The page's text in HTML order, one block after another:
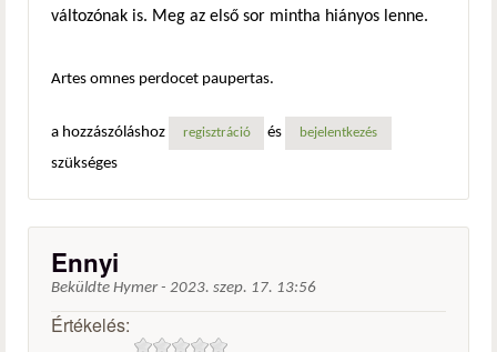
változónak is. Meg az első sor mintha hiányos lenne.
Artes omnes perdocet paupertas.
a hozzászóláshoz regisztráció és bejelentkezés
szükséges
Ennyi
Beküldte Hymer- 2023. szep. 17. 13:56
Értékelés: